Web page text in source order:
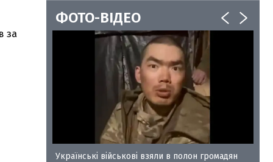
за
ФОТО-ВІДЕО
Українські військові взяли в полон громадян